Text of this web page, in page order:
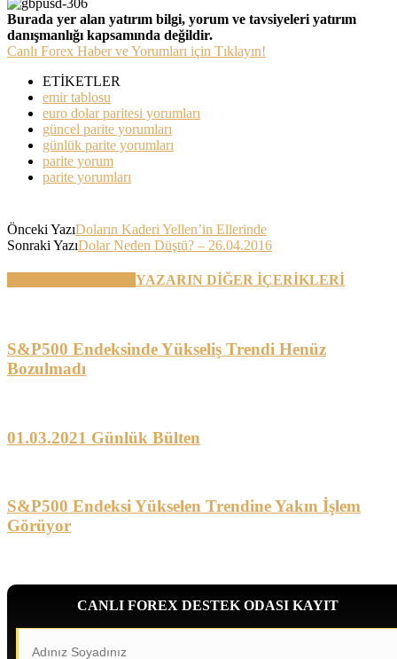
Burada yer alan yatırım bilgi, yorum ve tavsiyeleri yatırım
danışmanlığı kapsamında değildir.
Canlı Forex Haber ve Yorumları için Tıklayın!
ETİKETLER
emir tablosu
euro dolar paritesi yorumları
güncel parite yorumları
günlük parite yorumları
parite yorum
parite yorumları
Önceki YazıDoların Kaderi Yellen’in Ellerinde
Sonraki YazıDolar Neden Düştü? – 26.04.2016
YAZARIN DİĞER İÇERİKLERİ
S&P500 Endeksinde Yükseliş Trendi Henüz
Bozulmadı
01.03.2021 Günlük Bülten
S&P500 Endeksi Yükselen Trendine Yakın İşlem
Görüyor
CANLI FOREX DESTEK ODASI KAYIT